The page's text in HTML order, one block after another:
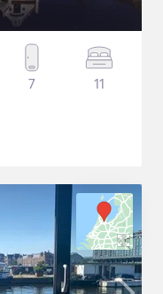
7 11